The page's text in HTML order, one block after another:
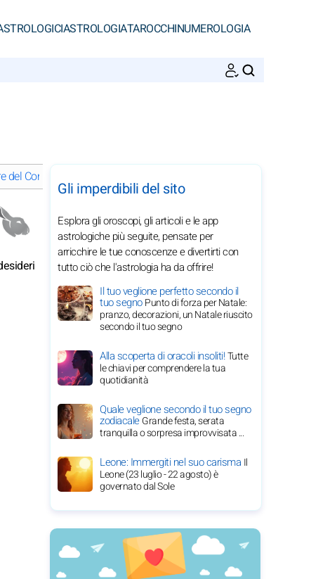
ASTROLOGIATAROCCHINUMEROLOGIA
del Coniglio nel 2029
Gli imperdibili del sito
Esplora gli oroscopi, gli articoli e le app
astrologiche più seguite, pensate per
arricchire le tue conoscenze e divertirti con
tutto ciò che l'astrologia ha da offrire!
Il tuo veglione perfetto secondo il
tuo segnoPunto di forza per Natale:
pranzo, decorazioni, un Natale riuscito
secondo il tuo segno
Alla scoperta di oracoli insoliti!Tutte
le chiavi per comprendere la tua
quotidianità
Quale veglione secondo il tuo segno
zodiacaleGrande festa, serata
tranquilla o sorpresa improvvisata ...
Leone: Immergiti nel suo carisma Il
Leone (23 luglio - 22 agosto) è
governato dal Sole